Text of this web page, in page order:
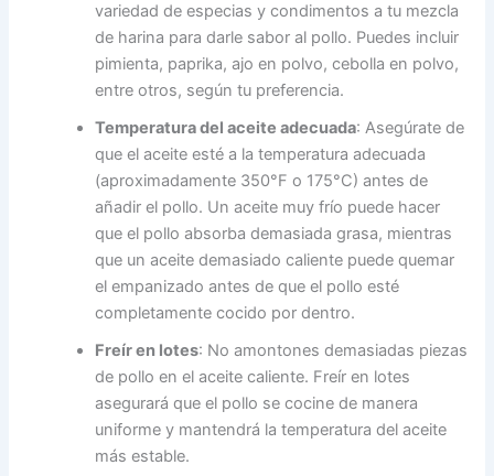
variedad de especias y condimentos a tu mezcla
de harina para darle sabor al pollo. Puedes incluir
pimienta, paprika, ajo en polvo, cebolla en polvo,
entre otros, según tu preferencia.
Temperatura del aceite adecuada: Asegúrate de
que el aceite esté a la temperatura adecuada
(aproximadamente 350°F o 175°C) antes de
añadir el pollo. Un aceite muy frío puede hacer
que el pollo absorba demasiada grasa, mientras
que un aceite demasiado caliente puede quemar
el empanizado antes de que el pollo esté
completamente cocido por dentro.
Freír en lotes: No amontones demasiadas piezas
de pollo en el aceite caliente. Freír en lotes
asegurará que el pollo se cocine de manera
uniforme y mantendrá la temperatura del aceite
más estable.